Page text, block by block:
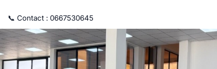
📞 Contact : 0667530645